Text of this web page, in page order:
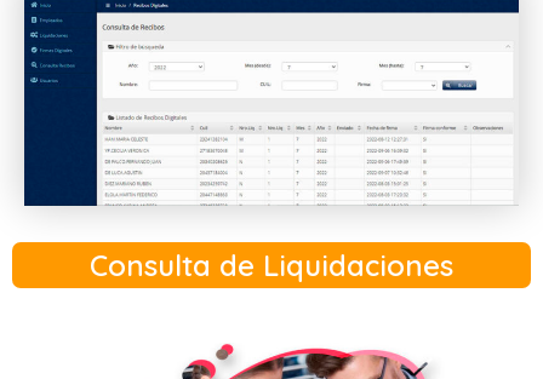
Consulta de Liquidaciones